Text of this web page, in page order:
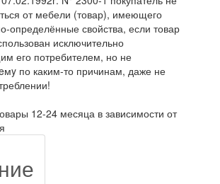
от мебели (товар), имеющего
определённые свойства, если товар
исключительно
его потребителем, но не
по каким-то причинам, даже не
12-24 месяца в зависимости от